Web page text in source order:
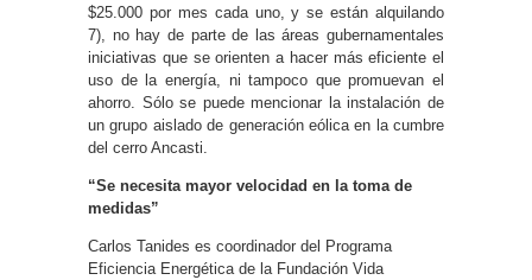
$25.000 por mes cada uno, y se están alquilando
7), no hay de parte de las áreas gubernamentales
iniciativas que se orienten a hacer más eficiente el
uso de la energía, ni tampoco que promuevan el
ahorro. Sólo se puede mencionar la instalación de
un grupo aislado de generación eólica en la cumbre
del cerro Ancasti.
“Se necesita mayor velocidad en la toma de
medidas”
Carlos Tanides es coordinador del Programa
Eficiencia Energética de la Fundación Vida